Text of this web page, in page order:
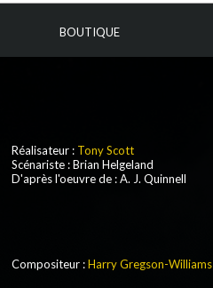
BOUTIQUE
Réalisateur : Tony Scott
Scénariste : Brian Helgeland
D'après l'oeuvre de : A. J. Quinnell
Compositeur :Harry Gregson-Williams